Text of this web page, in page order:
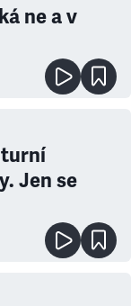
ne a v
Jen se